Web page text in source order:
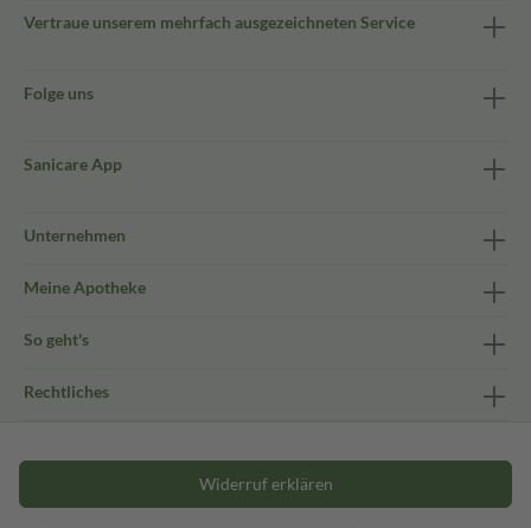
Vertraue unserem mehrfach ausgezeichneten Service
Folge uns
Sanicare App
Unternehmen
Meine Apotheke
So geht's
Rechtliches
Widerruf erklären